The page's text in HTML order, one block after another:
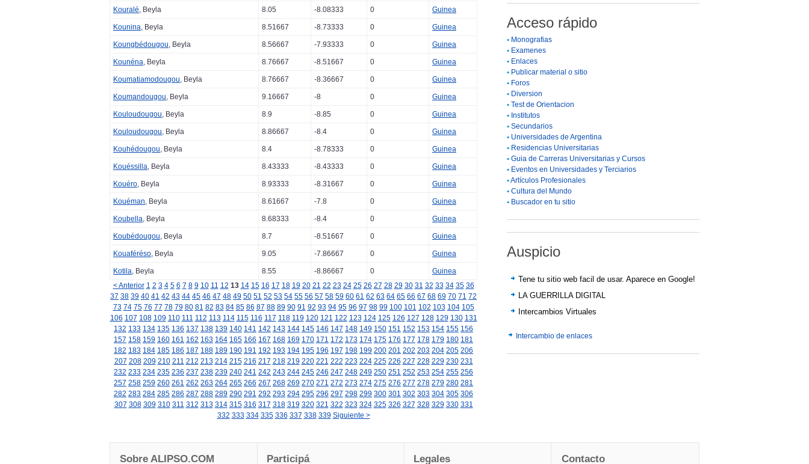
Kouralé, Beyla 8.05 -8.08333 0 Guinea
Kounina, Beyla 8.51667 -8.73333 0 Guinea
Koungbédougou, Beyla 8.56667 -7.93333 0 Guinea
Kounéna, Beyla 8.76667 -8.51667 0 Guinea
Koumatiamodougou, Beyla 8.76667 -8.36667 0 Guinea
Koumandougou, Beyla 9.16667 -8 0 Guinea
Kouloudougou, Beyla 8.9 -8.85 0 Guinea
Kouloudougou, Beyla 8.86667 -8.4 0 Guinea
Kouhédougou, Beyla 8.4 -8.78333 0 Guinea
Kouéssilla, Beyla 8.43333 -8.43333 0 Guinea
Kouéro, Beyla 8.93333 -8.31667 0 Guinea
Kouéman, Beyla 8.61667 -7.8 0 Guinea
Koubella, Beyla 8.68333 -8.4 0 Guinea
Koubédougou, Beyla 8.7 -8.51667 0 Guinea
Kouaféréso, Beyla 9.05 -7.86667 0 Guinea
Kotila, Beyla 8.55 -8.86667 0
Guinea
< Anterior 1 2 3 4 5 6 7 8 9 10 11 12 13 14 15 16 17 18 19 20 21 22 23 24 25 26 27 28 29 30 31 32 33 34 35 36
37 38 39 40 41 42 43 44 45 46 47 48 49 50 51 52 53 54 55 56 57 58 59 60 61 62 63 64 65 66 67 68 69 70 71 72
73 74 75 76 77 78 79 80 81 82 83 84 85 86 87 88 89 90 91 92 93 94 95 96 97 98 99 100 101 102 103 104 105
106 107 108 109 110 111 112 113 114 115 116 117 118 119 120 121 122 123 124 125 126 127 128 129 130 131
132 133 134 135 136 137 138 139 140 141 142 143 144 145 146 147 148 149 150 151 152 153 154 155 156
157 158 159 160 161 162 163 164 165 166 167 168 169 170 171 172 173 174 175 176 177 178 179 180 181
182 183 184 185 186 187 188 189 190 191 192 193 194 195 196 197 198 199 200 201 202 203 204 205 206
207 208 209 210 211 212 213 214 215 216 217 218 219 220 221 222 223 224 225 226 227 228 229 230 231
232 233 234 235 236 237 238 239 240 241 242 243 244 245 246 247 248 249 250 251 252 253 254 255 256
257 258 259 260 261 262 263 264 265 266 267 268 269 270 271 272 273 274 275 276 277 278 279 280 281
282 283 284 285 286 287 288 289 290 291 292 293 294 295 296 297 298 299 300 301 302 303 304 305 306
307 308 309 310 311 312 313 314 315 316 317 318 319 320 321 322 323 324 325 326 327 328 329 330 331
332 333 334 335 336 337 338 339 Siguiente >
Acceso rápido
• Monografias
• Examenes
• Enlaces
• Publicar material o sitio
• Foros
• Diversion
• Test de Orientacion
• Institutos
• Secundarios
• Universidades de Argentina
• Residencias Universitarias
• Guia de Carreras Universitarias y Cursos
• Eventos en Universidades y Terciarios
•Artículos Profesionales
• Cultura del Mundo
• Buscador en tu sitio
Auspicio
Tene tu sitio web facil de usar. Aparece en Google!
LA GUERRILLA DIGITAL
Intercambios Virtuales
Intercambio de enlaces
Sobre ALIPSO.COM Participá Legales Contacto